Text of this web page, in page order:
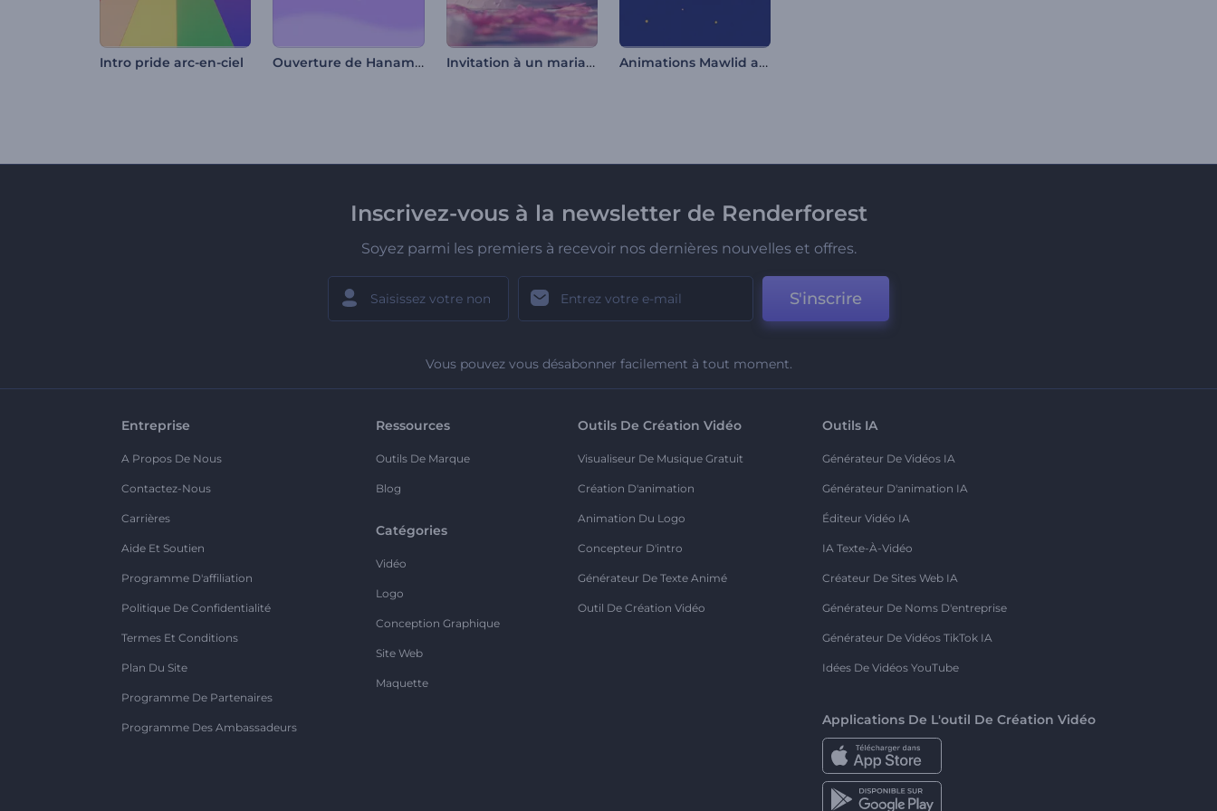
Intro pride arc-en-ciel Ouverture de Hanami fleuri Invitation à un mariage en figurine Animations Mawlid al-Nabi
Inscrivez-vous à la newsletter de Renderforest
Soyez parmi les premiers à recevoir nos dernières nouvelles et offres.
S'inscrire
Vous pouvez vous désabonner facilement à tout moment.
Entreprise
A Propos De Nous
Contactez-Nous
Carrières
Aide Et Soutien
Programme D'affiliation
Politique De Confidentialité
Termes Et Conditions
Plan Du Site
Programme De Partenaires
Programme Des Ambassadeurs
Ressources
Outils De Marque
Blog
Catégories
Vidéo
Logo
Conception Graphique
Site Web
Maquette
Outils De Création Vidéo
Visualiseur De Musique Gratuit
Création D'animation
Animation Du Logo
Concepteur D'intro
Générateur De Texte Animé
Outil De Création Vidéo
Outils IA
Générateur De Vidéos IA
Générateur D'animation IA
Éditeur Vidéo IA
IA Texte-À-Vidéo
Créateur De Sites Web IA
Générateur De Noms D'entreprise
Générateur De Vidéos TikTok IA
Idées De Vidéos YouTube
Applications De L'outil De Création Vidéo